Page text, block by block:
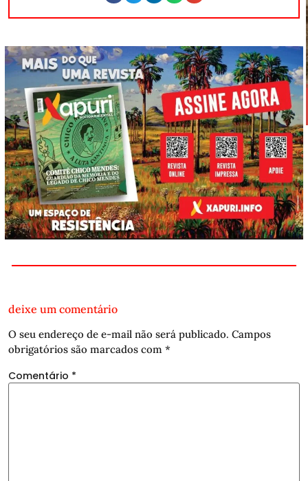
deixe um comentário
O seu endereço de e-mail não será publicado. Campos
obrigatórios são marcados com *
Comentário *